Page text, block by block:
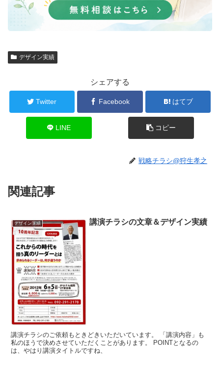
デザイン実績
シェアする
Twitter Facebook はてブ
LINE コピー
戦略チラシ@狩生孝之
関連記事
デザイン実績 講演チラシの文章＆デザイン実績
講演チラシのご依頼もときどきいただいています。 「講演内容」も
私のほうで決めさせていただくことがあります。 POINTとなるの
は、やはり講演タイトルですね、